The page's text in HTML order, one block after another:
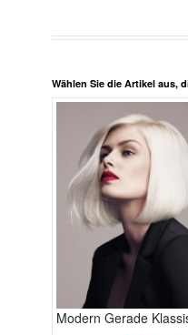
Wählen Sie die Artikel aus,